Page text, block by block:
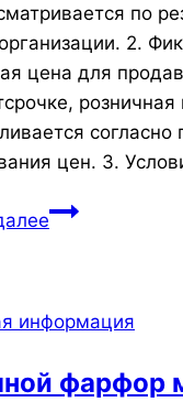
по
2.
цена для
розничная
согласно
цен. 3.
Как
на
задаваемые
информация
фарфор